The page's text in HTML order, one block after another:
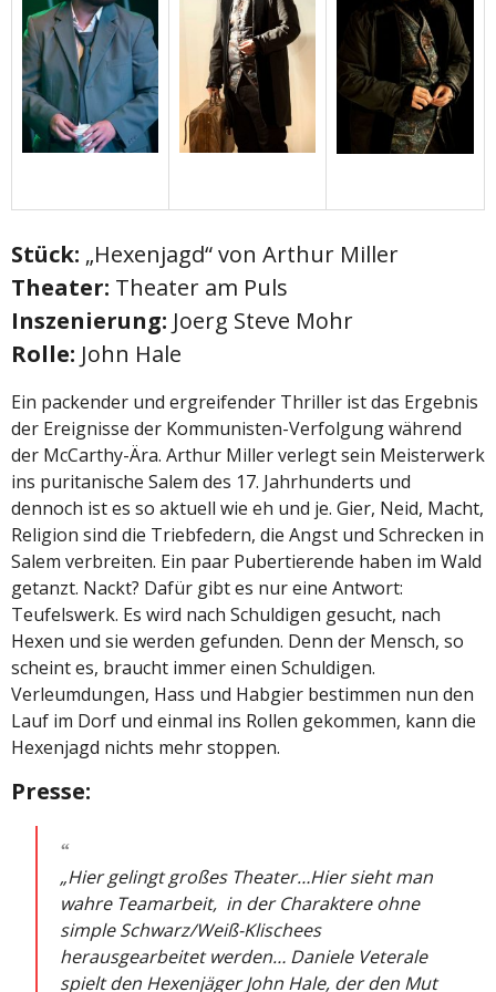
Stück: „Hexenjagd“ von Arthur Miller
Theater: Theater am Puls
Inszenierung: Joerg Steve Mohr
Rolle: John Hale
Ein packender und ergreifender Thriller ist das Ergebnis
der Ereignisse der Kommunisten-Verfolgung während
der McCarthy-Ära. Arthur Miller verlegt sein Meisterwerk
ins puritanische Salem des 17. Jahrhunderts und
dennoch ist es so aktuell wie eh und je. Gier, Neid, Macht,
Religion sind die Triebfedern, die Angst und Schrecken in
Salem verbreiten. Ein paar Pubertierende haben im Wald
getanzt. Nackt? Dafür gibt es nur eine Antwort:
Teufelswerk. Es wird nach Schuldigen gesucht, nach
Hexen und sie werden gefunden. Denn der Mensch, so
scheint es, braucht immer einen Schuldigen.
Verleumdungen, Hass und Habgier bestimmen nun den
Lauf im Dorf und einmal ins Rollen gekommen, kann die
Hexenjagd nichts mehr stoppen.
Presse:
„Hier gelingt großes Theater…Hier sieht man
wahre Teamarbeit, in der Charaktere ohne
simple Schwarz/Weiß-Klischees
herausgearbeitet werden… Daniele Veterale
spielt den Hexenjäger John Hale, der den Mut